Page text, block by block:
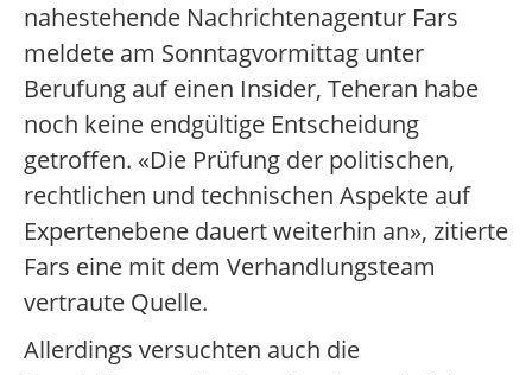
nahestehende Nachrichtenagentur Fars
meldete am Sonntagvormittag unter
Berufung auf einen Insider, Teheran habe
noch keine endgültige Entscheidung
getroffen. «Die Prüfung der politischen,
rechtlichen und technischen Aspekte auf
Expertenebene dauert weiterhin an», zitierte
Fars eine mit dem Verhandlungsteam
vertraute Quelle.
Allerdings versuchten auch die